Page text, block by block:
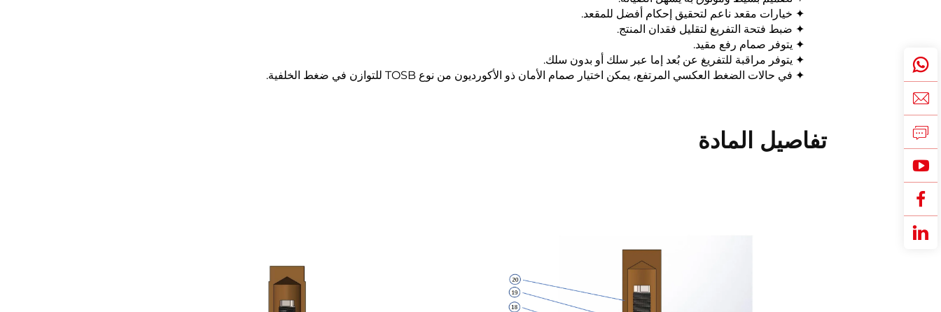
✦ خيارات مقعد ناعم لتحقيق إحكام أفضل للمقعد.
✦ ضبط فتحة التفريغ لتقليل فقدان المنتج.
✦ يتوفر صمام رفع مقيد.
✦ يتوفر مراقبة للتفريغ عن بُعد إما عبر سلك أو بدون سلك.
✦ في حالات الضغط العكسي المرتفع، يمكن اختيار صمام الأمان ذو الأكورديون من نوع TOSB للتوازن في ضغط الخلفية.
تفاصيل المادة